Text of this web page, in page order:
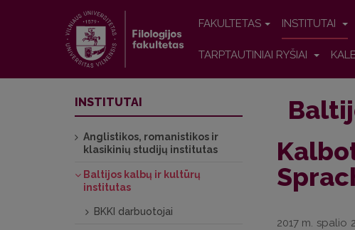
FAKULTETAS INSTITUTAI
TARPTAUTINIAI RYŠIAI
2017 m. spalio
INSTITUTAI
Anglistikos, romanistikos ir
klasikinių studijų institutas
Baltijos kalbų ir kultūrų
institutas
BKKI darbuotojai